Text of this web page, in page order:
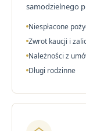
samodzielnego
Niespłacone
Zwrot kaucji i
Należności z
Długi rodzinne